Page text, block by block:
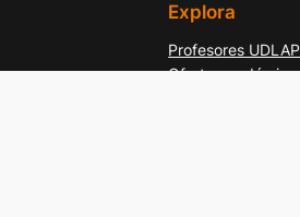
Explora
Profesores UDLAP
Oferta académica